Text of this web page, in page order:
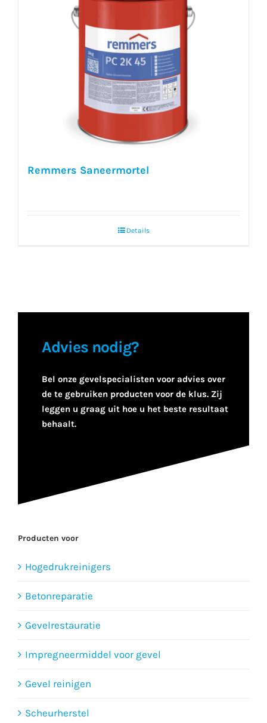
Remmers Saneermortel
Details
Advies nodig?
Bel onze gevelspecialisten voor advies over
de te gebruiken producten voor de klus. Zij
leggen u graag uit hoe u het beste resultaat
behaalt.
Producten voor
Hogedrukreinigers
Betonreparatie
Gevelrestauratie
Impregneermiddel voor gevel
Gevel reinigen
Scheurherstel